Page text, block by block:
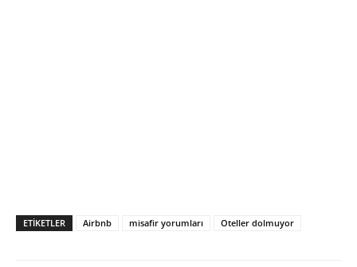
ETIKETLER Airbnb misafir yorumları Oteller dolmuyor